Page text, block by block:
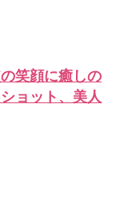
笑顔に癒しの
ョット、美人